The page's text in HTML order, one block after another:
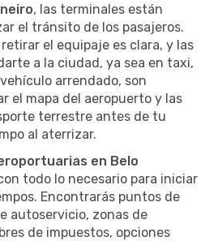
, las terminales están
el tránsito de los pasajeros.
el equipaje es clara, y las
a la ciudad, ya sea en taxi,
arrendado, son
el mapa del aeropuerto y las
terrestre antes de tu
al aterrizar.
en Belo
todo lo necesario para iniciar
Encontrarás puntos de
autoservicio, zonas de
de impuestos, opciones